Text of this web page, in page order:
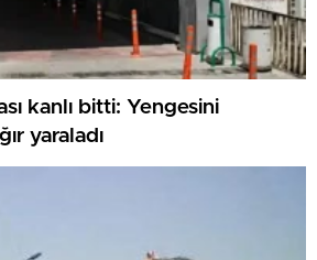
kanlı bitti: Yengesini
yaraladı